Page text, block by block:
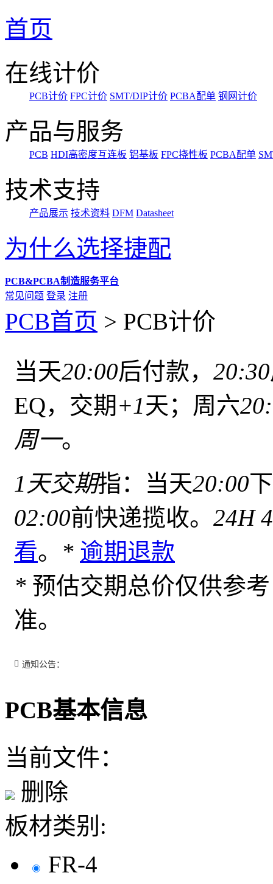
首页
在线计价
PCB计价 FPC计价 SMT/DIP计价 PCBA配单 钢网计价
产品与服务
PCB HDI高密度互连板 铝基板 FPC挠性板 PCBA配单
技术支持
产品展示 技术资料 DFM Datasheet
为什么选择捷配
PCB&PCBA制造服务平台
常见问题 登录 注册
PCB首页 > PCB计价
当天20:00后付款， 20:30
EQ，交期 +1天；周六
周一。
1天交期指：当天20:00
02:00前快递揽收。 24H
看。 * 逾期退款
* 预估交期总价仅供参
准。
通知公告：
PCB基本信息
当前文件：
删除
板材类别:
FR-4